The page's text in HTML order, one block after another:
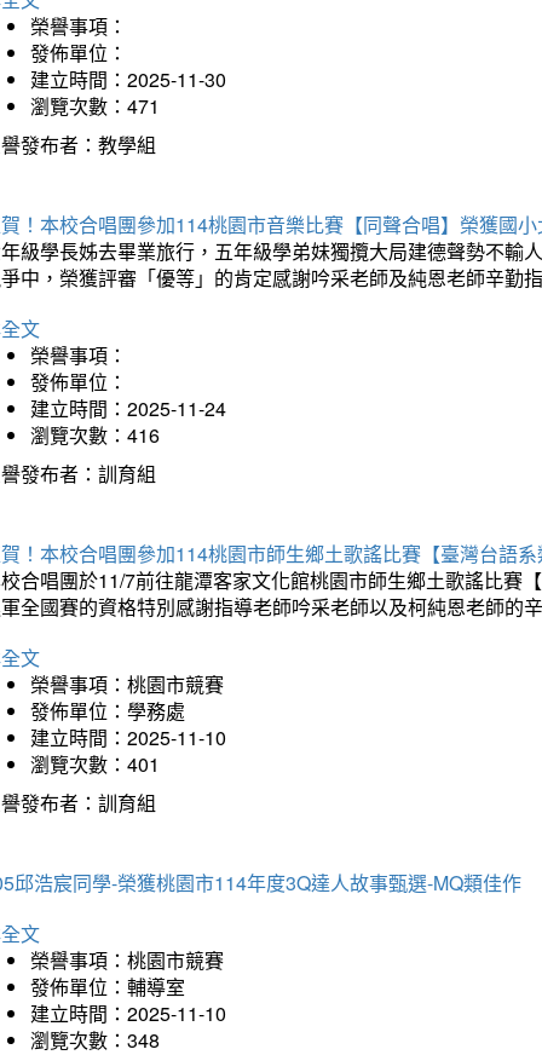
榮譽事項：
發佈單位：
建立時間：2025-11-30
瀏覽次數：471
發布者：教學組
！本校合唱團參加114桃園市音樂比賽【同聲合唱】榮獲國
級學長姊去畢業旅行，五年級學弟妹獨攬大局建德聲勢不輸
中，榮獲評審「優等」的肯定感謝吟采老師及純恩老師辛勤
文
榮譽事項：
發佈單位：
建立時間：2025-11-24
瀏覽次數：416
發布者：訓育組
！本校合唱團參加114桃園市師生鄉土歌謠比賽【臺灣台語
合唱團於11/7前往龍潭客家文化館桃園市師生鄉土歌謠比賽
全國賽的資格特別感謝指導老師吟采老師以及柯純恩老師的
文
榮譽事項：桃園市競賽
發佈單位：學務處
建立時間：2025-11-10
瀏覽次數：401
發布者：訓育組
邱浩宸同學-榮獲桃園市114年度3Q達人故事甄選-MQ類佳作
文
榮譽事項：桃園市競賽
發佈單位：輔導室
建立時間：2025-11-10
瀏覽次數：348